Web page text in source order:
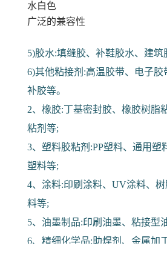
水白色
广泛的兼容性
5)胶水:填缝胶、补鞋胶水、建筑
6)其他粘接剂:高温胶带、电子
补胶等。
2、橡胶:丁基密封胶、橡胶树脂
粘剂等;
3、塑料胶粘剂:PP塑料、通用塑
塑料等;
4、涂料:印刷涂料、UV涂料、
料等;
5、油墨制品:印刷油墨、粘接型
6、精细化学品:助焊剂、金属加